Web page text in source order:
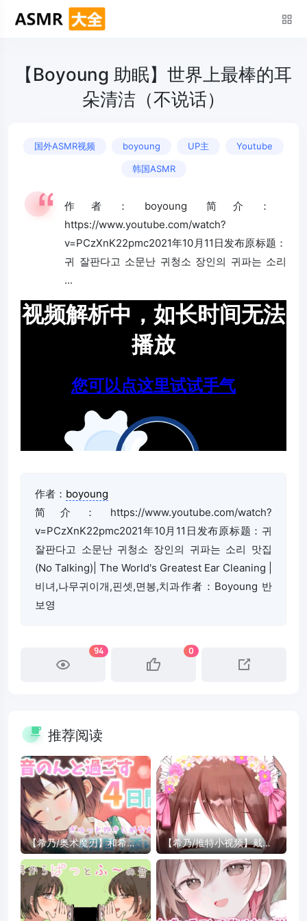
【Boyoung 助眠】世界上最棒的耳
朵清洁（不说话）
国外ASMR视频 boyoung UP主 Youtube
韩国ASMR
作者：boyoung 简介：
https://www.youtube.com/watch?
v=PCzXnK22pmc2021年10月11日发布原标题：
귀 잘판다고 소문난 귀청소 장인의 귀파는 소리
...
作者： boyoung
简介：https://www.youtube.com/watch?
v=PCzXnK22pmc2021年10月11日发布原标题：귀
잘판다고 소문난 귀청소 장인의 귀파는 소리 맛집
(No Talking)| The World's Greatest Ear Cleaning |
비녀,나무귀이개,핀셋,면봉,치과作者：Boyoung 반
보영
94 0
推荐阅读
【希乃/奥术魔刃】和希乃
度过的第四天【Day4.近距
离陪睡】
【希乃/推特小视频】戴戴
戴戴上了可爱的的发箍